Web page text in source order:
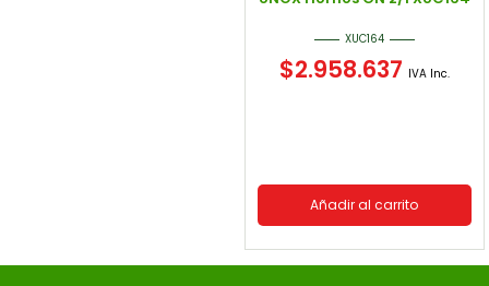
XUC164
$2.958.637 IVA Inc.
Añadir al carrito